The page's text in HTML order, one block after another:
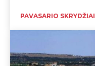
PAVASARIO SKRYDŽIAI